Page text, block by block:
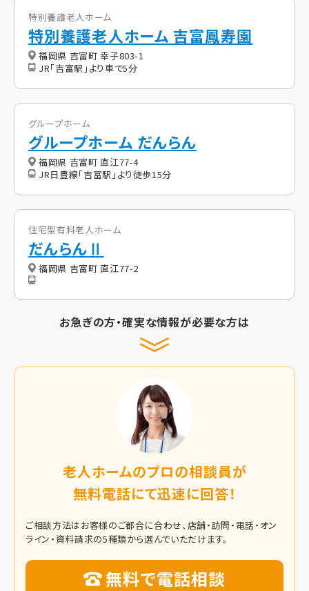
特別養護老人ホーム
特別養護老人ホーム 吉富鳳寿園
福岡県 吉富町 幸子803-1
JR「吉富駅」より車で5分
グループホーム
グループホーム だんらん
福岡県 吉富町 直江77-4
JR日豊線「吉冨駅」より徒歩15分
住宅型有料老人ホーム
だんらんⅡ
福岡県 吉富町 直江77-2
お急ぎの方・確実な情報が必要な方は
老人ホームのプロの相談員が
無料電話にて迅速に回答！
ご相談方法はお客様のご都合に合わせ、店舗・訪問・電話・オン
ライン・資料請求の5種類から選んでいただけます。
無料で電話相談